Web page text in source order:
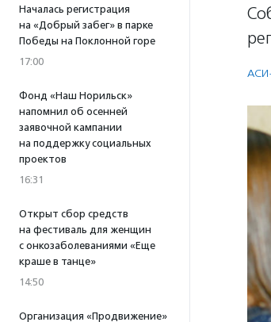
Началась регистрация
на «Добрый забег» в парке
Победы на Поклонной горе
17:00
Фонд «Наш Норильск»
напомнил об осенней
заявочной кампании
на поддержку социальных
проектов
16:31
Открыт сбор средств
на фестиваль для женщин
с онкозаболеваниями «Еще
краше в танце»
14:50
Организация «Продвижение»